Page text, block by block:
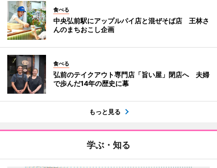
食べる
中央弘前駅にアップルパイ店と混ぜそば店 王林さ
んのまちおこし企画
食べる
弘前のテイクアウト専門店「旨い屋」閉店へ 夫婦
で歩んだ14年の歴史に幕
もっと見る
学ぶ・知る